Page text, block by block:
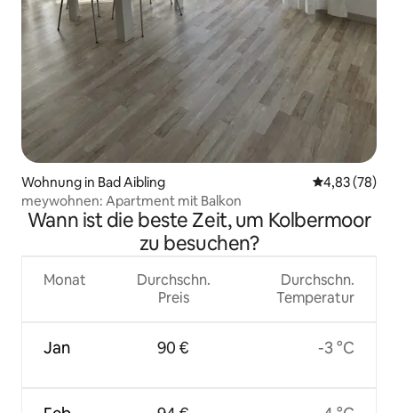
Wohnung in Bad Aibling
4,83 (78)
meywohnen: Apartment mit Balkon
Wann ist die beste Zeit, um Kolbermoor
zu besuchen?
Monat
Jan
Durchschn.
Preis
90 €
Durchschn.
Temperatur
-3 °C